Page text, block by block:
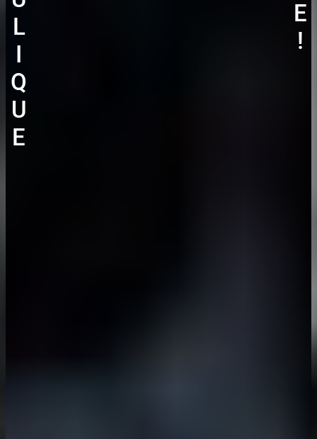
L
I
Q
U
E
E
!